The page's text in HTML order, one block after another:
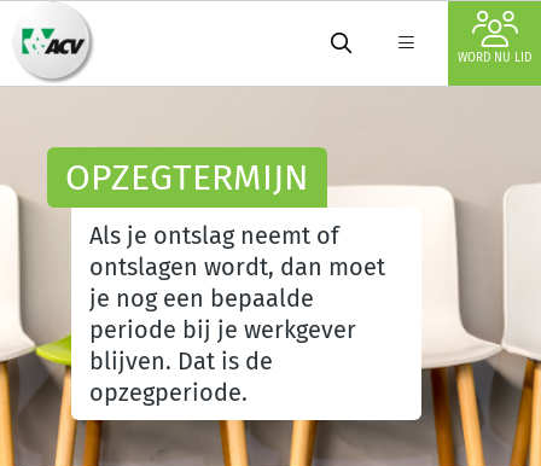
WORD NU LID
OPZEGTERMIJN
Als je ontslag neemt of
ontslagen wordt, dan moet
je nog een bepaalde
periode bij je werkgever
blijven. Dat is de
opzegperiode.